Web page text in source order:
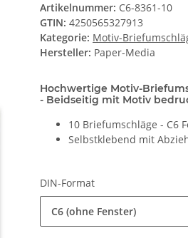
Artikelnummer: C6-8361-10
GTIN: 4250565327913
Kategorie: Motiv-
Hersteller: Paper-Media
Hochwertige Motiv-
- Beidseitig mit Motiv
10 Briefumschläge - C6
Selbstklebend mit
DIN-Format
C6 (ohne Fenster)